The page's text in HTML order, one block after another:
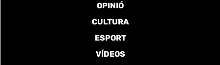
OPINIÓ
CULTURA
ESPORT
VÍDEOS